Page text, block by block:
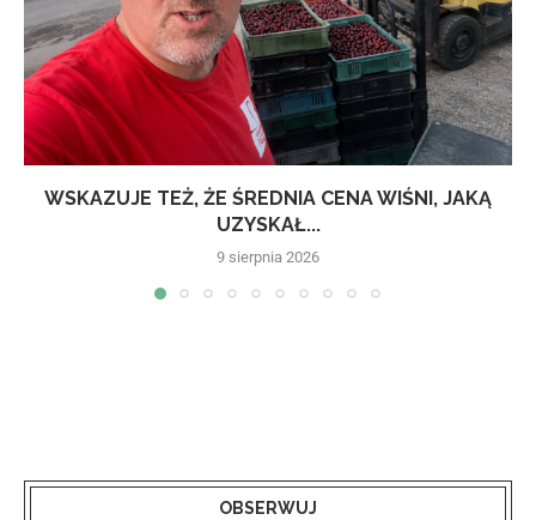
WSKAZUJE TEŻ, ŻE ŚREDNIA CENA WIŚNI, JAKĄ
UZYSKAŁ...
9 sierpnia 2026
OBSERWUJ